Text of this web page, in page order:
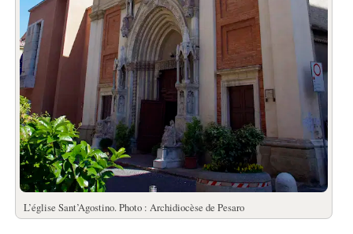
L’église Sant’Agostino. Photo : Archidiocèse de Pesaro